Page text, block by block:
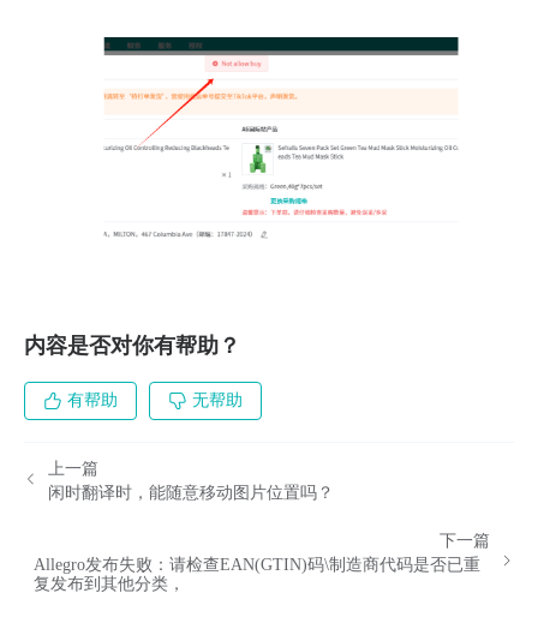
内容是否对你有帮助？
有帮助 无帮助
上一篇
闲时翻译时，能随意移动图片位置吗？
下一篇
Allegro发布失败：请检查EAN(GTIN)码\制造商代码是否已重
复发布到其他分类，